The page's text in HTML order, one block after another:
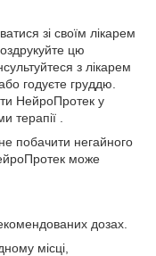
зі своїм лікарем
цю
з лікарем
годуєте груддю.
НейроПротек у
терапії
побачити негайного
може
дозах.
місці,